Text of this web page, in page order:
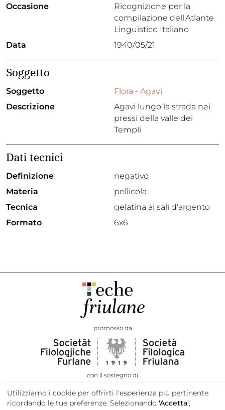
Occasione
Ricognizione per la
compilazione dell'Atlante
Linguistico Italiano
Data
1940/05/21
Soggetto
Soggetto
Flora - Agavi
Descrizione
Agavi lungo la strada nei
pressi della valle dei
Templi
Dati tecnici
Definizione
negativo
Materia
pellicola
Tecnica
gelatina ai sali d'argento
Formato
6x6
promosso da
con il sostegno di
Utilizziamo i cookie per offrirti l'esperienza più pertinente
ricordando le tue preferenze. Selezionando 'Accetta',